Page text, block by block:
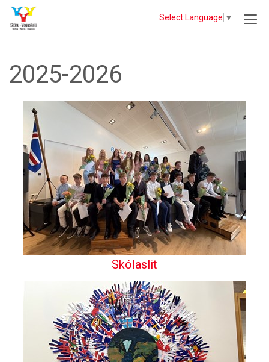
Select Language ▼
2025-2026
Skólaslit